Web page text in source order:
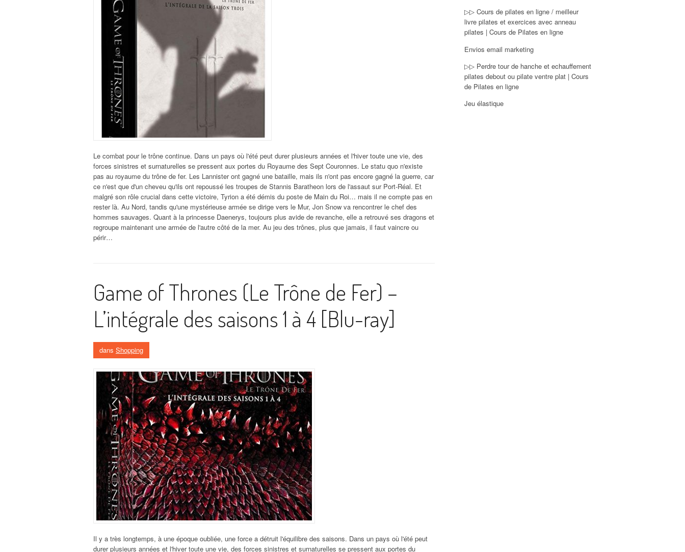
Le combat pour le trône continue. Dans un pays où l'été peut durer plusieurs années et l'hiver toute une vie, des
forces sinistres et surnaturelles se pressent aux portes du Royaume des Sept Couronnes. Le statu quo n'existe
pas au royaume du trône de fer. Les Lannister ont gagné une bataille, mais ils n'ont pas encore gagné la guerre, car
ce n'est que d'un cheveu qu'ils ont repoussé les troupes de Stannis Baratheon lors de l'assaut sur Port-Réal. Et
malgré son rôle crucial dans cette victoire, Tyrion a été démis du poste de Main du Roi… mais il ne compte pas en
rester là. Au Nord, tandis qu'une mystérieuse armée se dirige vers le Mur, Jon Snow va rencontrer le chef des
hommes sauvages. Quant à la princesse Daenerys, toujours plus avide de revanche, elle a retrouvé ses dragons et
regroupe maintenant une armée de l'autre côté de la mer. Au jeu des trônes, plus que jamais, il faut vaincre ou
périr…
Game of Thrones (Le Trône de Fer) –
L’intégrale des saisons 1 à 4 [Blu-ray]
dans Shopping
Il y a très longtemps, à une époque oubliée, une force a détruit l'équilibre des saisons. Dans un pays où l'été peut
durer plusieurs années et l'hiver toute une vie, des forces sinistres et surnaturelles se pressent aux portes du
▷▷ Cours de pilates en ligne / meilleur
livre pilates et exercices avec anneau
pilates | Cours de Pilates en ligne
Envios email marketing
▷▷ Perdre tour de hanche et echauffement
pilates debout ou pilate ventre plat | Cours
de Pilates en ligne
Jeu élastique